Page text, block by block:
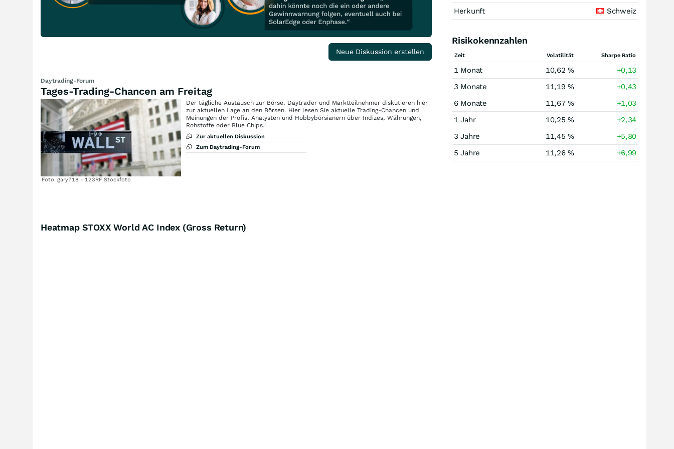
Neue Diskussion erstellen
Daytrading-Forum
Tages-Trading-Chancen am Freitag
Foto: gary718 - 123RF Stockfoto
Der tägliche Austausch zur Börse. Daytrader und Marktteilnehmer diskutieren hier
zur aktuellen Lage an den Börsen. Hier lesen Sie aktuelle Trading-Chancen und
Meinungen der Profis, Analysten und Hobbybörsianern über Indizes, Währungen,
Rohstoffe oder Blue Chips.
Zur aktuellen Diskussion
Zum Daytrading-Forum
Herkunft Schweiz
Risikokennzahlen
Zeit Volatilität Sharpe Ratio
1 Monat 10,62 %
+0,13
3 Monate
11,19 %
+0,43
6 Monate
11,67 %
+1,03
1 Jahr
10,25 %
+2,34
3 Jahre
11,45 %
+5,80
5 Jahre
11,26 % +6,99
Heatmap STOXX World AC Index (Gross Return)